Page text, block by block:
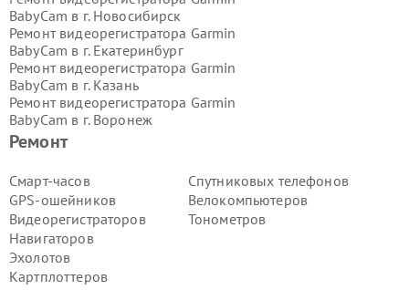
Ремонт
Смарт-часов
GPS-ошейников
Видеорегистраторов
Навигаторов
Эхолотов
Картплоттеров
Спутниковых телефонов
Велокомпьютеров
Тонометров
BabyCam в г. Новосибирск
Ремонт видеорегистратора Garmin
BabyCam в г. Екатеринбург
Ремонт видеорегистратора Garmin
BabyCam в г. Казань
Ремонт видеорегистратора Garmin
BabyCam в г. Воронеж
Ремонт видеорегистратора Garmin
BabyCam в г.
BabyCam в г.
Ремонт видеорегистратора Garmin
BabyCam в г.Пермь
Ремонт видеорегистратора Garmin
BabyCam в г.
Ремонт видеорегистратора Garmin